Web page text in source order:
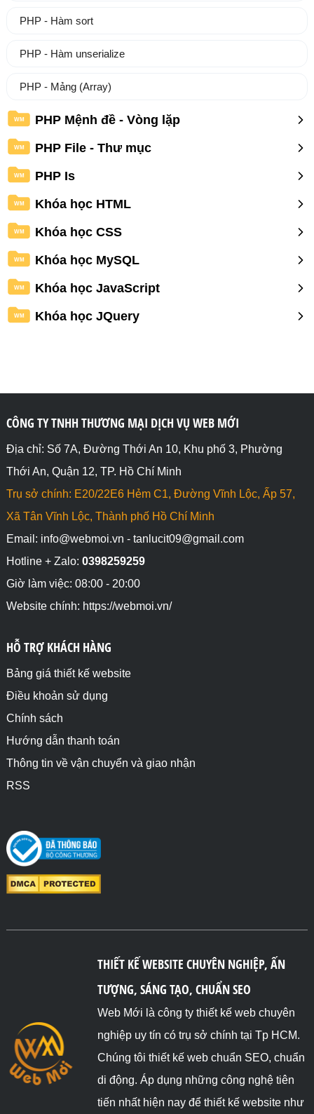
PHP - Hàm sort
PHP - Hàm unserialize
PHP - Mảng (Array)
WM PHP Mệnh đề - Vòng lặp
WM PHP File - Thư mục
WM PHP Is
WM Khóa học HTML
WM Khóa học CSS
WM Khóa học MySQL
WM Khóa học JavaScript
WM Khóa học JQuery
CÔNG TY TNHH THƯƠNG MẠI DỊCH VỤ WEB MỚI
Địa chỉ: Số 7A, Đường Thới An 10, Khu phố 3, Phường
Thới An, Quận 12, TP. Hồ Chí Minh
Trụ sở chính: E20/22E6 Hẻm C1, Đường Vĩnh Lộc, Ấp 57,
Xã Tân Vĩnh Lộc, Thành phố Hồ Chí Minh
Email: info@webmoi.vn - tanlucit09@gmail.com
Hotline + Zalo: 0398259259
Giờ làm việc: 08:00 - 20:00
Website chính: https://webmoi.vn/
HỖ TRỢ KHÁCH HÀNG
Bảng giá thiết kế website
Điều khoản sử dụng
Chính sách
Hướng dẫn thanh toán
Thông tin về vận chuyển và giao nhận
RSS
THIẾT KẾ WEBSITE CHUYÊN NGHIỆP, ẤN
TƯỢNG, SÁNG TẠO, CHUẨN SEO
Web Mới là công ty thiết kế web chuyên
nghiệp uy tín có trụ sở chính tại Tp HCM.
Chúng tôi thiết kế web chuẩn SEO, chuẩn
di động. Áp dụng những công nghệ tiên
tiến nhất hiện nay để thiết kế website như